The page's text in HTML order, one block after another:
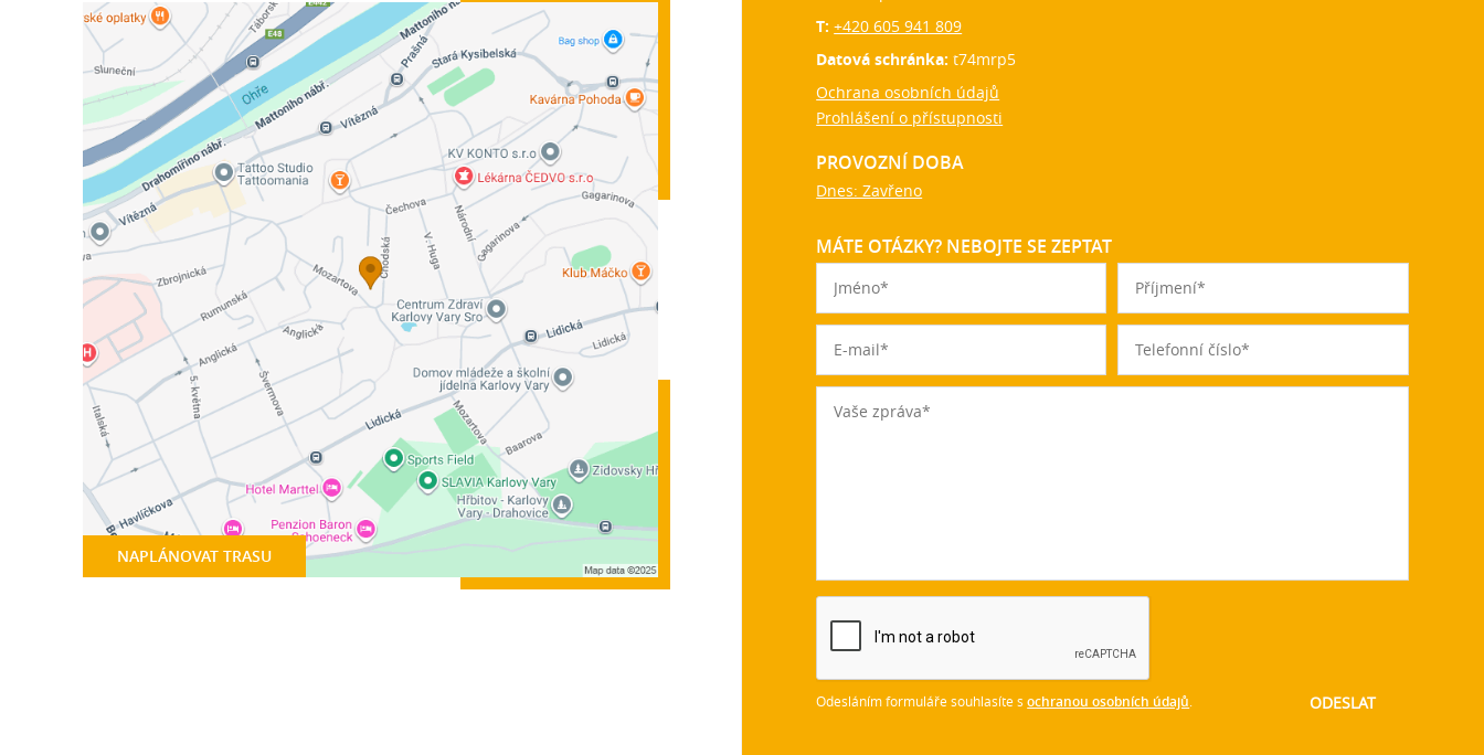
NAPLÁNOVAT TRASU
T:+420 605 941 809
Datová schránka:t74mrp5
Ochrana osobních údajů
Prohlášení o přístupnosti
PROVOZNÍ DOBA
Dnes: Zavřeno
MÁTE OTÁZKY? NEBOJTE SE ZEPTAT
Odesláním formuláře souhlasíte sochranou osobních údajů